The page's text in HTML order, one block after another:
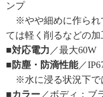
ンプ
※やや細めに作られ
ては軽く削るなどの加
■対応電力 ／最大60W
■防塵・防滴性能／
※水に浸る状況下で
■カラー ／ボディ：ブ